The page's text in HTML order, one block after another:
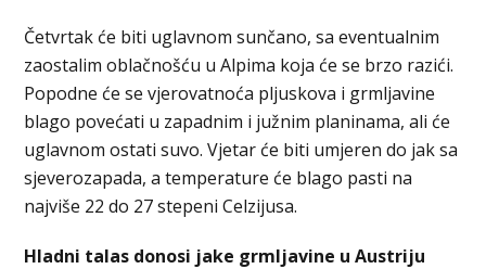
Četvrtak će biti uglavnom sunčano, sa eventualnim
zaostalim oblačnošću u Alpima koja će se brzo razići.
Popodne će se vjerovatnoća pljuskova i grmljavine
blago povećati u zapadnim i južnim planinama, ali će
uglavnom ostati suvo. Vjetar će biti umjeren do jak sa
sjeverozapada, a temperature će blago pasti na
najviše 22 do 27 stepeni Celzijusa.
Hladni talas donosi jake grmljavine u Austriju